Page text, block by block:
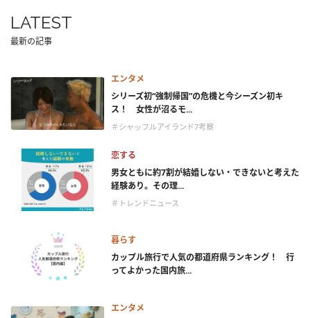
LATEST
最新の記事
エンタメ
シリーズ初“強制帰国”の危機と今シーズン初キ
ス！ 女性が沼るモ...
＃シャッフルアイランド7考察
恋する
男女ともに約7割が結婚しない・できないと考えた
経験あり。その理...
＃トレンドニュース
暮らす
カップル旅行で人気の都道府県ランキング！ 行
ってよかった国内旅...
エンタメ